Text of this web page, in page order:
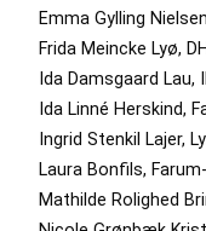
Emma Gylling
Frida Meincke Lyø,
Ida Damsgaard Lau,
Ida Linné Herskind,
Ingrid Stenkil Lajer,
Laura Bonfils,
Mathilde Rolighed